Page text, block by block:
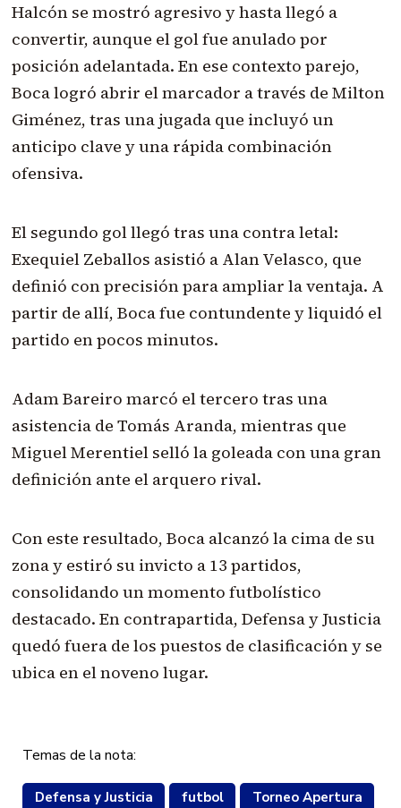
Halcón se mostró agresivo y hasta llegó a
convertir, aunque el gol fue anulado por
posición adelantada. En ese contexto parejo,
Boca logró abrir el marcador a través de Milton
Giménez, tras una jugada que incluyó un
anticipo clave y una rápida combinación
ofensiva.
El segundo gol llegó tras una contra letal:
Exequiel Zeballos asistió a Alan Velasco, que
definió con precisión para ampliar la ventaja. A
partir de allí, Boca fue contundente y liquidó el
partido en pocos minutos.
Adam Bareiro marcó el tercero tras una
asistencia de Tomás Aranda, mientras que
Miguel Merentiel selló la goleada con una gran
definición ante el arquero rival.
Con este resultado, Boca alcanzó la cima de su
zona y estiró su invicto a 13 partidos,
consolidando un momento futbolístico
destacado. En contrapartida, Defensa y Justicia
quedó fuera de los puestos de clasificación y se
ubica en el noveno lugar.
Temas de la nota:
Defensa y Justicia futbol Torneo Apertura